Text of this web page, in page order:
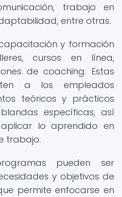
trabajo en
entre otras.
y formación
cursos en línea,
de coaching. Estas
a los empleados
teóricos y prácticos
específicas, así
lo aprendido en
trabajo.
pueden ser
y objetivos de
permite enfocarse en